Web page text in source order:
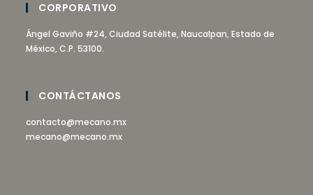
CORPORATIVO
Ángel Gaviño #24, Ciudad Satélite, Naucalpan, Estado de
México, C.P. 53100.
CONTÁCTANOS
contacto@mecano.mx
mecano@mecano.mx